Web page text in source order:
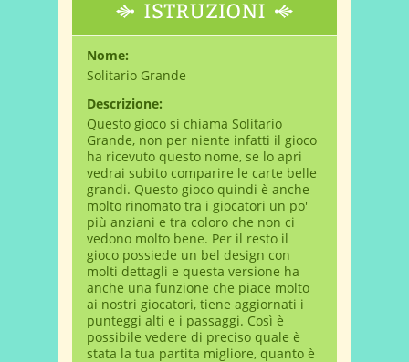
Nome:
Solitario Grande
Descrizione:
Questo gioco si chiama Solitario
Grande, non per niente infatti il gioco
ha ricevuto questo nome, se lo apri
vedrai subito comparire le carte belle
grandi. Questo gioco quindi è anche
molto rinomato tra i giocatori un po'
più anziani e tra coloro che non ci
vedono molto bene. Per il resto il
gioco possiede un bel design con
molti dettagli e questa versione ha
anche una funzione che piace molto
ai nostri giocatori, tiene aggiornati i
punteggi alti e i passaggi. Così è
possibile vedere di preciso quale è
stata la tua partita migliore, quanto è